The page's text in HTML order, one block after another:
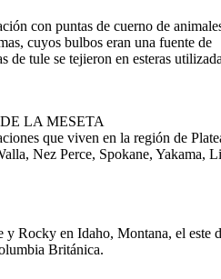
con puntas de cuerno de
cuyos bulbos eran una fuente de
de tule se tejieron en esteras
LA MESETA
que viven en la región de
Nez Perce, Spokane, Yakama,
y Rocky en Idaho, Montana, el este
Británica.